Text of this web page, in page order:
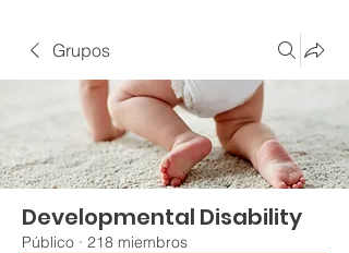
Grupos
Developmental Disability
Público · 218 miembros